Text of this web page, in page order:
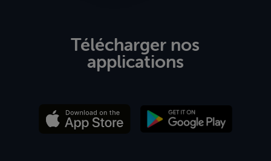
Télécharger nos
applications